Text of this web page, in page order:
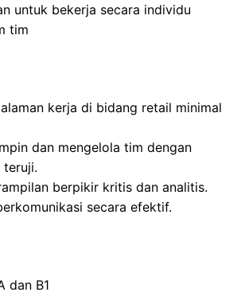
untuk bekerja secara individu
tim
kerja di bidang retail minimal
dan mengelola tim dengan
teruji.
berpikir kritis dan analitis.
secara efektif.
dan B1